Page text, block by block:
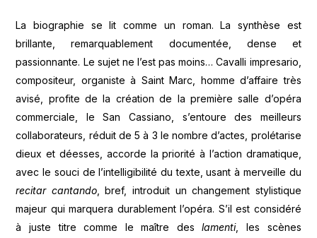
La biographie se lit comme un roman. La synthèse est
brillante, remarquablement documentée, dense et
passionnante. Le sujet ne l’est pas moins… Cavalli impresario,
compositeur, organiste à Saint Marc, homme d’affaire très
avisé, profite de la création de la première salle d’opéra
commerciale, le San Cassiano, s’entoure des meilleurs
collaborateurs, réduit de 5 à 3 le nombre d’actes, prolétarise
dieux et déesses, accorde la priorité à l’action dramatique,
avec le souci de l’intelligibilité du texte, usant à merveille du
recitar cantando, bref, introduit un changement stylistique
majeur qui marquera durablement l’opéra. S’il est considéré
à juste titre comme le maître deslamenti, les scènes